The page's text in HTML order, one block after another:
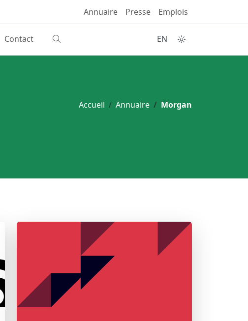
Annuaire Presse Emplois
Contact EN
Accueil Annuaire Morgan